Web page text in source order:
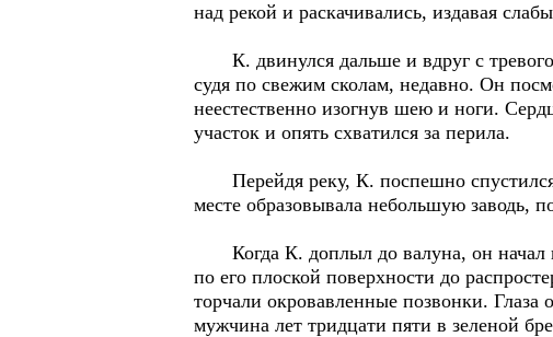
над рекой и раскачивались, издавая
К. двинулся дальше и вдруг с
судя по свежим сколам, недавно. Он
неестественно изогнув шею и ноги.
участок и опять схватился за перила.
Перейдя реку, К. поспешно спустился
месте образовывала небольшую заводь,
Когда К. доплыл до валуна, он начал
по его плоской поверхности до
торчали окровавленные позвонки.
мужчина лет тридцати пяти в зеленой